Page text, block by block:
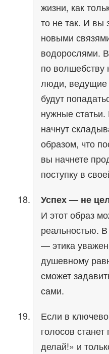
жизни, как
то не так. И вы
новыми
водорослями.
по волшебству
люди, ведущие
будут
нужные статьи.
начнут
образом, что
вы начнете
поступку в
Успех — не
И этот образ
реальностью. В
— этика
душевному
сможет
сами.
Если в
голосов
делай!» и